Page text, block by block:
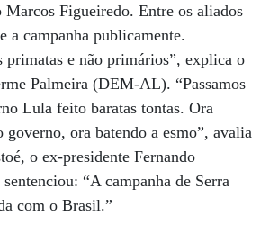
Figueiredo. Entre os aliados
a campanha publicamente.
primatas e não primários”, explica o
Palmeira (DEM-AL). “Passamos
Lula feito baratas tontas. Ora
governo, ora batendo a esmo”, avalia
o ex-presidente Fernando
“A campanha de Serra
com o Brasil.”